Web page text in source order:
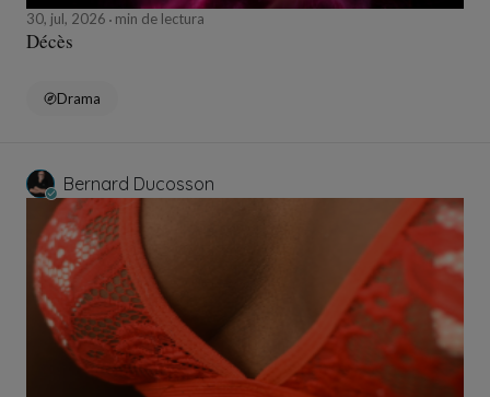
30, jul, 2026 min de lectura
Décès
Drama
Bernard Ducosson